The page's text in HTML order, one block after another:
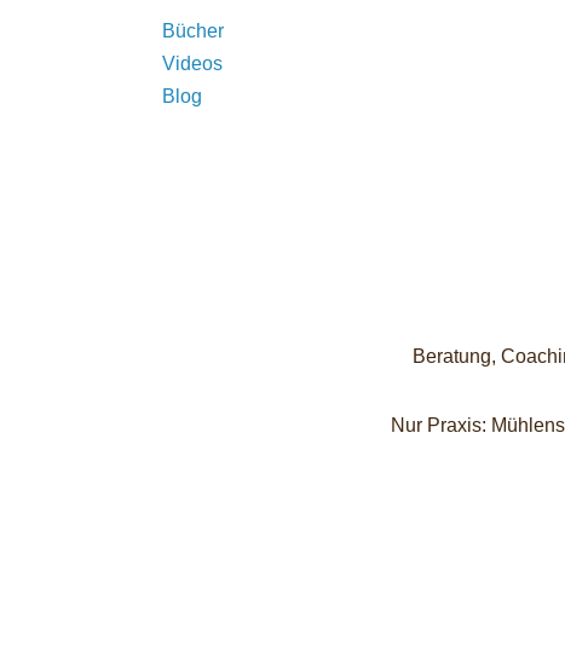
Bücher
Videos
Blog
Beratung,
Nur Praxis: